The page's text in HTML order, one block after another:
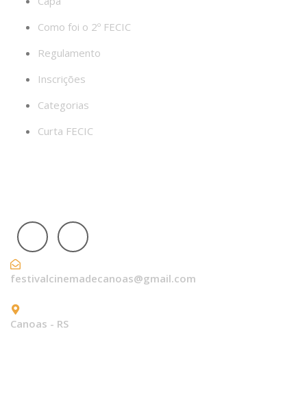
Como foi o 2º FECIC
Regulamento
Inscrições
Categorias
Curta FECIC
festivalcinemadecanoas@gmail.com
Canoas - RS